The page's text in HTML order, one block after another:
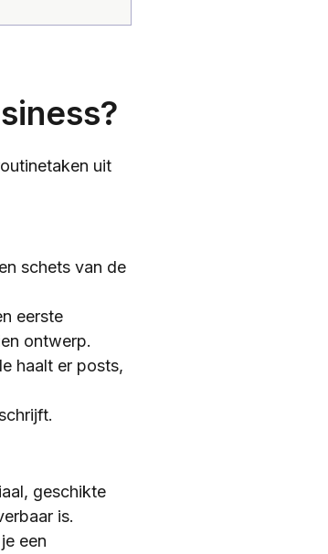
uit
schets van de
eerste
ontwerp.
haalt er posts,
geschikte
is.
een